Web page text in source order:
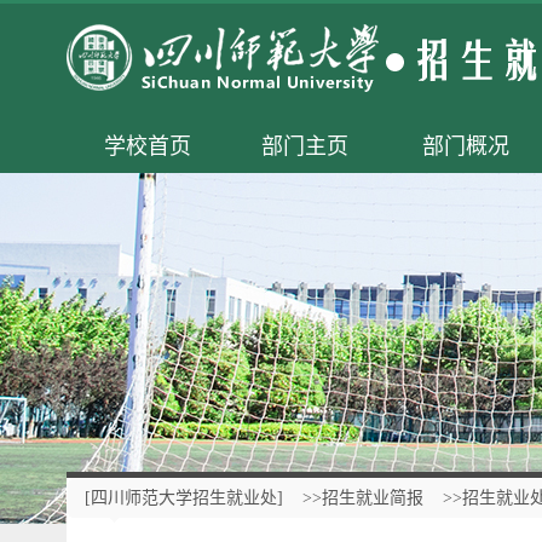
学校首页 部门主页 部门概况
[四川师范大学招生就业处] >>招生就业简报 >>招生就业